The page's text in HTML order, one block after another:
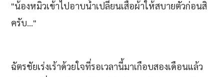
"น้องหมิวเข้าไปอาบน้ำเปลี่ยนเสื้อผ้าให้สบายตัวก่อนสิ
ครับ..."
ฉัตรชัยเร่งเร้าด้วยใจที่รอเวลานี้มาเกือบสองเดือนแล้ว